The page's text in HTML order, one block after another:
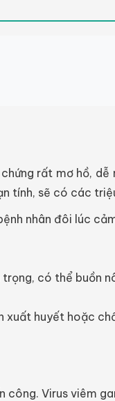
rất mơ hồ, dễ
tính, sẽ có các
nhân đôi lúc
có thể buồn
xuất huyết hoặc
công. Virus viêm